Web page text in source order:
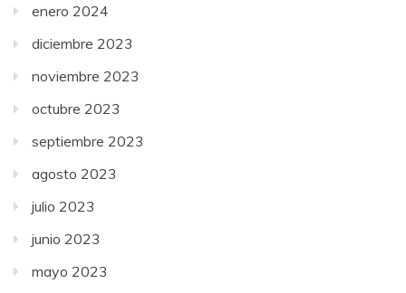
enero 2024
diciembre 2023
noviembre 2023
octubre 2023
septiembre 2023
agosto 2023
julio 2023
junio 2023
mayo 2023